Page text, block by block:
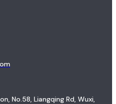
No.58, Liangqing Rd, Wuxi,